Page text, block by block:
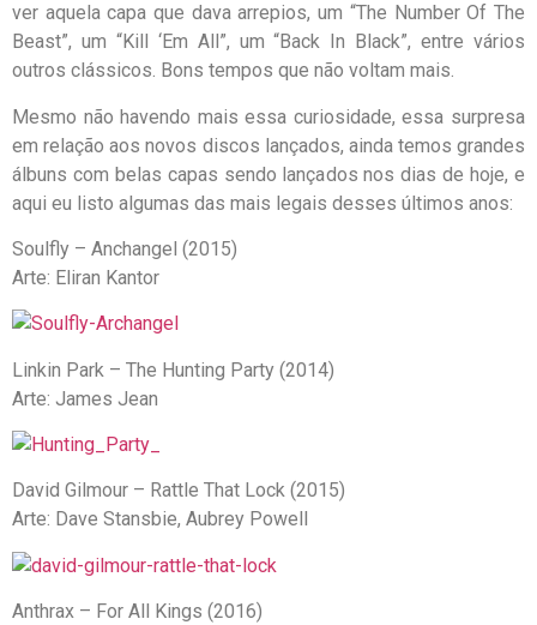
ver aquela capa que dava arrepios, um “The Number Of The
Beast”, um “Kill ‘Em All”, um “Back In Black”, entre vários
outros clássicos. Bons tempos que não voltam mais.
Mesmo não havendo mais essa curiosidade, essa surpresa
em relação aos novos discos lançados, ainda temos grandes
álbuns com belas capas sendo lançados nos dias de hoje, e
aqui eu listo algumas das mais legais desses últimos anos:
Soulfly – Anchangel (2015)
Arte: Eliran Kantor
Linkin Park – The Hunting Party (2014)
Arte: James Jean
David Gilmour – Rattle That Lock (2015)
Arte: Dave Stansbie, Aubrey Powell
Anthrax – For All Kings (2016)